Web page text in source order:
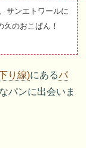
サンエトワールに
のおこぱん！
り線)にあるパ
パンに出会いま